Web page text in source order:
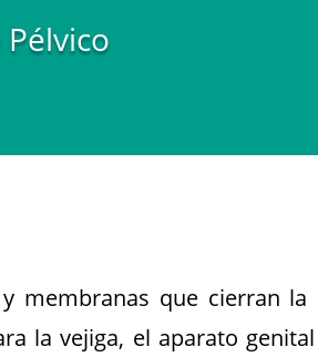
Pélvico
membranas que cierran
la vejiga, el aparato